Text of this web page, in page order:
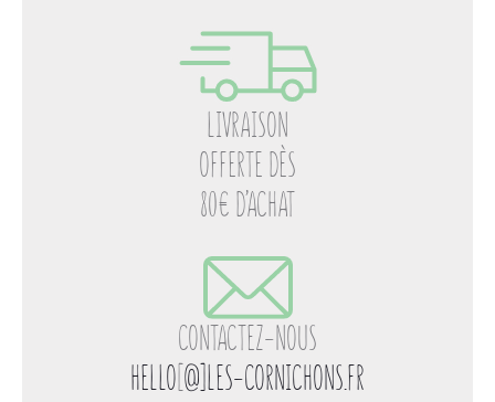
LIVRAISON
OFFERTE DÈS
80€ D’ACHAT
CONTACTEZ-NOUS
HELLO[@]LES-CORNICHONS.FR